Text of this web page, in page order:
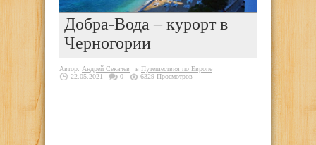
Добра-Вода – курорт в
Черногории
Автор: Андрей Секачев в Путешествия по Европе
22.05.2021
0 6329 Просмотров